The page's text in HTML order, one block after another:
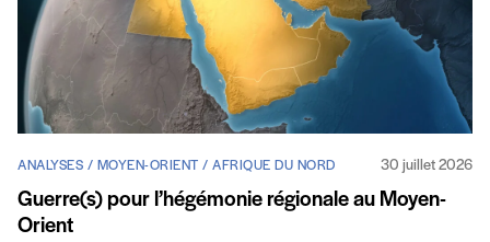
ANALYSES / MOYEN-ORIENT / AFRIQUE DU NORD 30 juillet 2026
Guerre(s) pour l’hégémonie régionale au Moyen-
Orient